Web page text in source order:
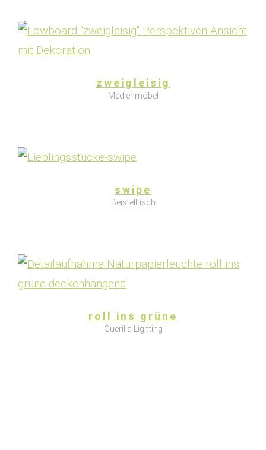
zweigleisig
Medienmöbel
swipe
Beistelltisch
roll ins grüne
Guerilla Lighting